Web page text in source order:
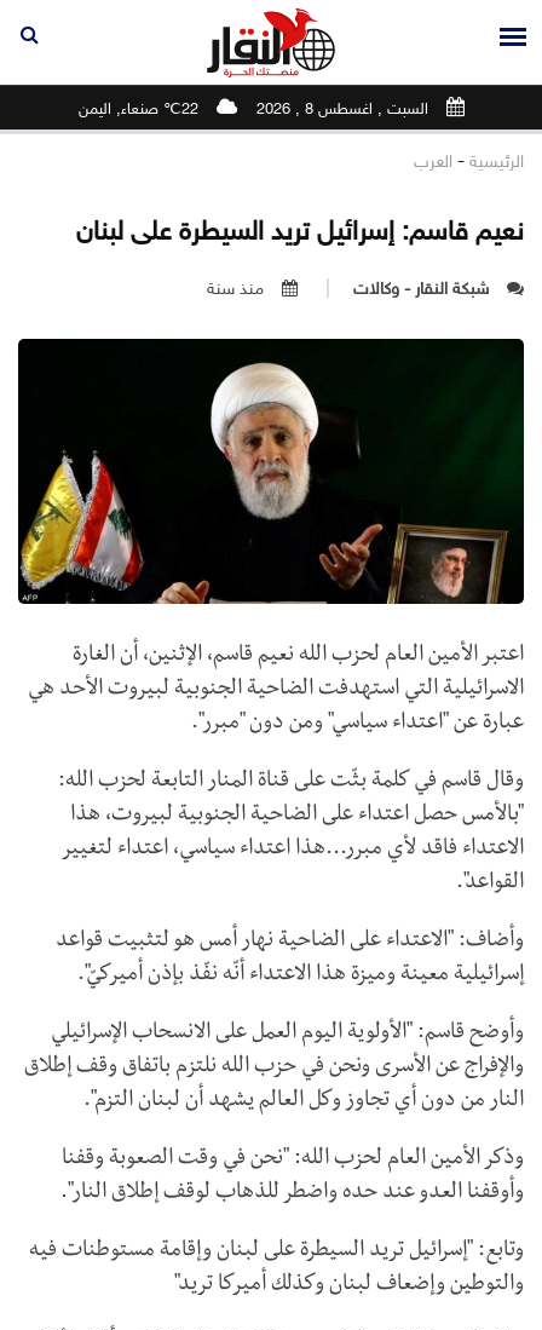
السبت , اغسطس 8 , 2026 22℃ صنعاء, اليمن
الرئيسية - العرب
نعيم قاسم: إسرائيل تريد السيطرة على لبنان
شبكة النقار - وكالات منذ سنة
اعتبر الأمين العام لحزب الله نعيم قاسم، الإثنين، أن الغارة
الاسرائيلية التي استهدفت الضاحية الجنوبية لبيروت الأحد هي
عبارة عن "اعتداء سياسي" ومن دون "مبرر".
وقال قاسم في كلمة بثّت على قناة المنار التابعة لحزب الله:
"بالأمس حصل اعتداء على الضاحية الجنوبية لبيروت، هذا
الاعتداء فاقد لأي مبرر...هذا اعتداء سياسي، اعتداء لتغيير
القواعد".
وأضاف: "الاعتداء على الضاحية نهار أمس هو لتثبيت قواعد
إسرائيلية معينة وميزة هذا الاعتداء أنّه نفّذ بإذن أميركيّ".
وأوضح قاسم: "الأولوية اليوم العمل على الانسحاب الإسرائيلي
والإفراج عن الأسرى ونحن في حزب الله نلتزم باتفاق وقف إطلاق
النار من دون أي تجاوز وكل العالم يشهد أن لبنان التزم".
وذكر الأمين العام لحزب الله: "نحن في وقت الصعوبة وقفنا
وأوقفنا العدو عند حده واضطر للذهاب لوقف إطلاق النار".
وتابع: "إسرائيل تريد السيطرة على لبنان وإقامة مستوطنات فيه
والتوطين وإضعاف لبنان وكذلك أميركا تريد"